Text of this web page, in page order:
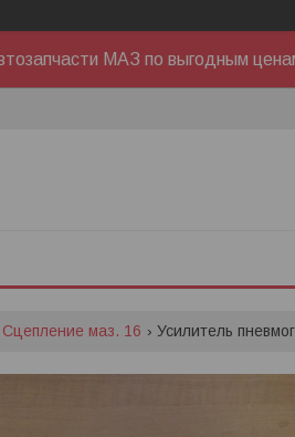
МАЗ по выгодным
Сцепление маз. 16 Усилитель